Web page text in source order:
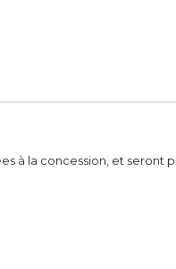
à la concession, et